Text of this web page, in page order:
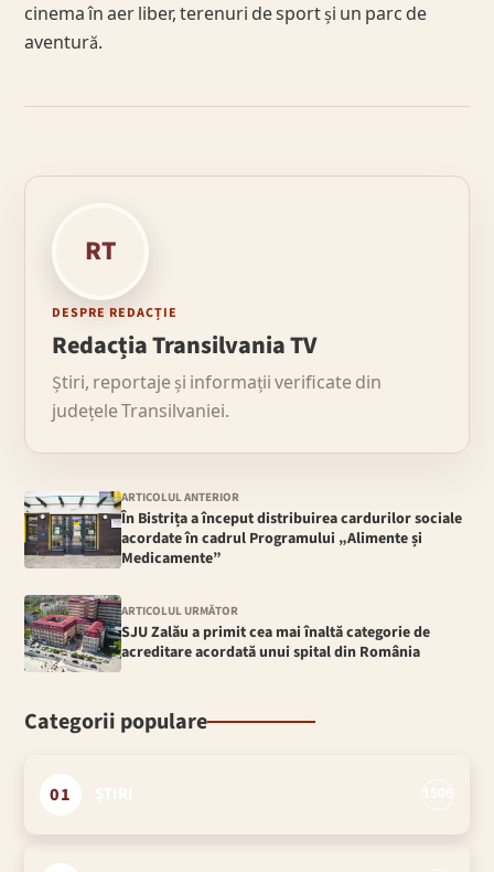
cinema în aer liber, terenuri de sport și un parc de
aventură.
RT
DESPRE REDACȚIE
Redacția Transilvania TV
Știri, reportaje și informații verificate din
județele Transilvaniei.
ARTICOLUL ANTERIOR
În Bistrița a început distribuirea cardurilor sociale
acordate în cadrul Programului „Alimente și
Medicamente”
ARTICOLUL URMĂTOR
SJU Zalău a primit cea mai înaltă categorie de
acreditare acordată unui spital din România
Categorii populare
01